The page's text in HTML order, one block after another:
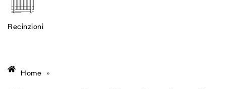
Recinzioni
Home »